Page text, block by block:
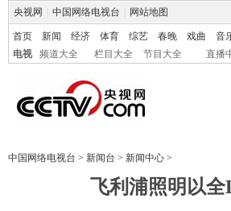
央视网 中国网络电视台 网站地图
首页 新闻 经济 体育 综艺 春晚 戏曲 音
电视
频道大全 栏目大全 节目大全 直播
中国网络电视台 > 新闻台 > 新闻中心 >
飞利浦照明以